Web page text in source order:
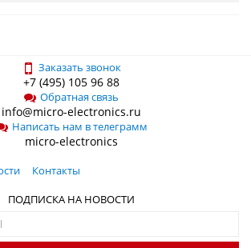
Заказать звонок
+7 (495) 105 96 88
Обратная связь
info@micro-electronics.ru
Написать нам в телеграмм
micro-electronics
Контакты
ПОДПИСКА НА НОВОСТИ